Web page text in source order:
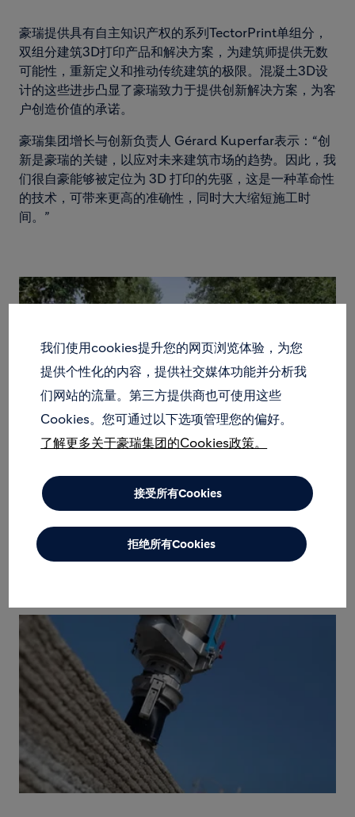
豪瑞提供具有自主知识产权的系列TectorPrint单组分，
双组分建筑3D打印产品和解决方案，为建筑师提供无数
可能性，重新定义和推动传统建筑的极限。混凝土3D设
计的这些进步凸显了豪瑞致力于提供创新解决方案，为客
户创造价值的承诺。
豪瑞集团增长与创新负责人 Gérard Kuperfar表示：“创
新是豪瑞的关键，以应对未来建筑市场的趋势。因此，我
们很自豪能够被定位为 3D 打印的先驱，这是一种革命性
的技术，可带来更高的准确性，同时大大缩短施工时
间。”
少成本打造更多成果
我们使用cookies提升您的网页浏览体验，为您
提供个性化的内容，提供社交媒体功能并分析我
们网站的流量。第三方提供商也可使用这些
Cookies。您可通过以下选项管理您的偏好。
了解更多关于豪瑞集团的Cookies政策。
接受所有Cookies
拒绝所有Cookies